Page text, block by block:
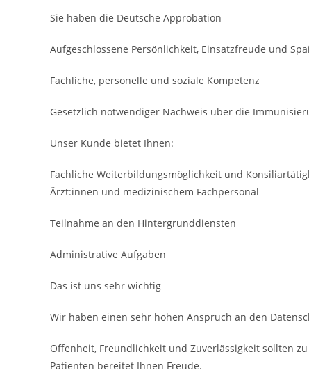
Sie haben die Deutsche Approbation
Aufgeschlossene Persönlich­keit, Einsatzfreude und
Fachliche, personelle und soziale Kompetenz
Gesetzlich notwendiger Nachweis über die
Unser Kunde bietet Ihnen:
Fachliche Weiterbildungsmöglichkeit und
Ärzt:innen und medizinischem Fach­personal
Teilnahme an den Hinter­grund­diensten
Administrative Aufgaben
Das ist uns sehr wichtig
Wir haben einen sehr hohen Anspruch an den
Offenheit, Freundlichkeit und Zuverlässigkeit sollten
Patienten bereitet Ihnen Freude.